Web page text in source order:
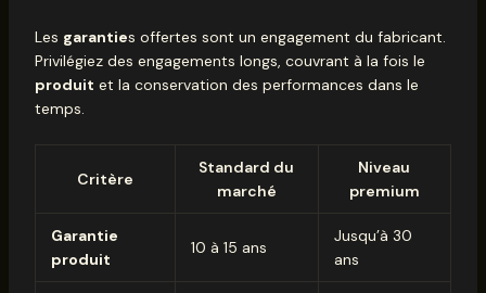
Les garanties offertes sont un engagement du fabricant.
Privilégiez des engagements longs, couvrant à la fois le
produit et la conservation des performances dans le
temps.
Critère
Standard du
marché
Niveau
premium
Garantie
produit
10 à 15 ans
Jusqu’à 30
ans